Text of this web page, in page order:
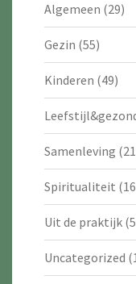
Algemeen (29)
Gezin (55)
Kinderen (49)
Samenleving
Spiritualiteit
Uit de praktijk
Uncategorized